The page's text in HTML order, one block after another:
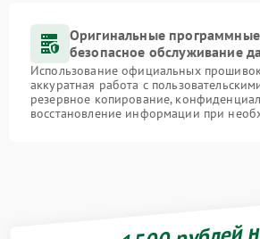
Оригинальные
безопасное обслуживание
Использование официальных
аккуратная работа с
резервное копирование,
восстановление информации при